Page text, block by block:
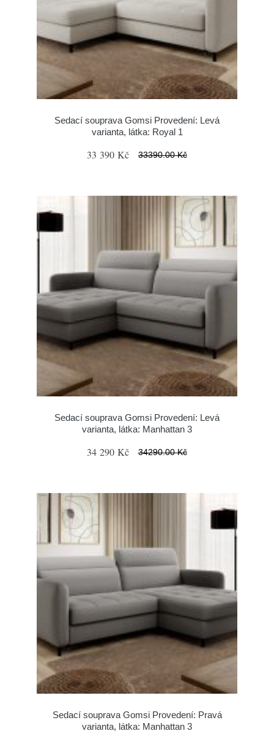
Sedací souprava Gomsi Provedení: Levá
varianta, látka: Royal 1
33 390 Kč 33390.00 Kč
Sedací souprava Gomsi Provedení: Levá
varianta, látka: Manhattan 3
34 290 Kč 34290.00 Kč
Sedací souprava Gomsi Provedení: Pravá
varianta, látka: Manhattan 3